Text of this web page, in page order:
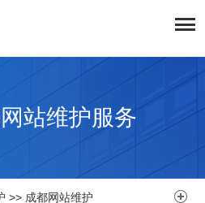
站维护服务
>> 成都网站维护 